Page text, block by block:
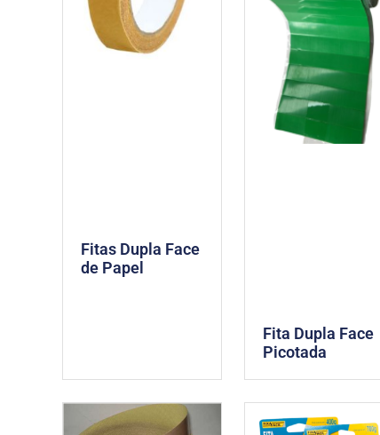
Fitas Dupla Face
de Papel
Fita Dupla Face
Picotada